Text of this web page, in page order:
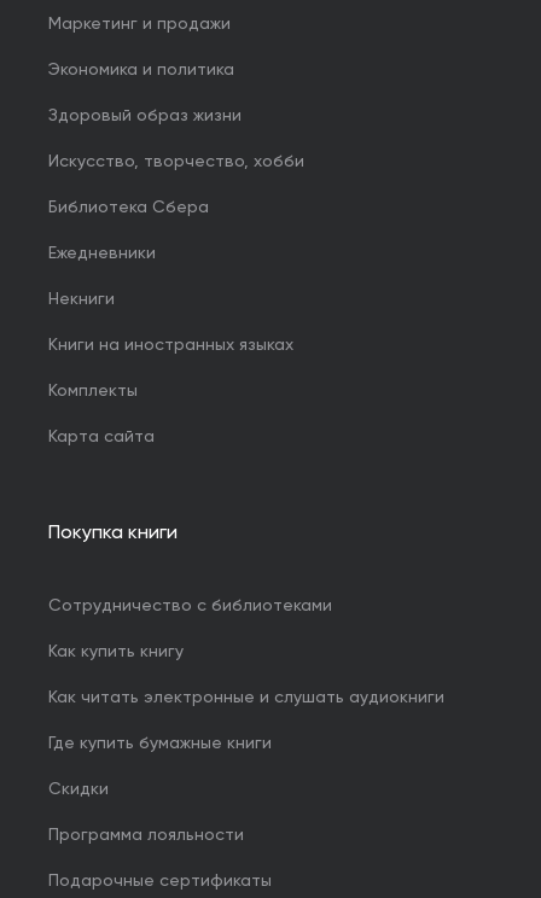
Маркетинг и продажи
Экономика и политика
Здоровый образ жизни
Искусство, творчество, хобби
Библиотека Сбера
Ежедневники
Некниги
Книги на иностранных языках
Комплекты
Карта сайта
Покупка книги
Сотрудничество с библиотеками
Как купить книгу
Как читать электронные и слушать аудиокниги
Где купить бумажные книги
Скидки
Программа лояльности
Подарочные сертификаты